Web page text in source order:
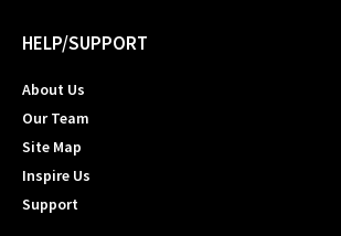
HELP/SUPPORT
About Us
Our Team
Site Map
Inspire Us
Support